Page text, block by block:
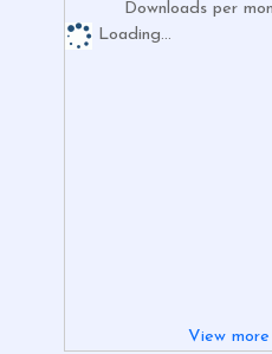
Downloads per
Loading...
View